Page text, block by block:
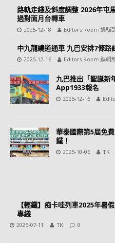
路軌走綫及斜度調整 2026年屯
過對面月台轉車
2025-12-18 Editors Room 編輯
中九龍繞道通車 九巴安排7條路
2025-12-16 Editors Room 編輯
九巴推出「聖誕新
App1933報名
2025-12-16
華泰國際第5屆免
鐵！
2025-10-06 TK
【輕鐵】痴卡哇列車2025年暑
專綫
2025-07-11 TK 0